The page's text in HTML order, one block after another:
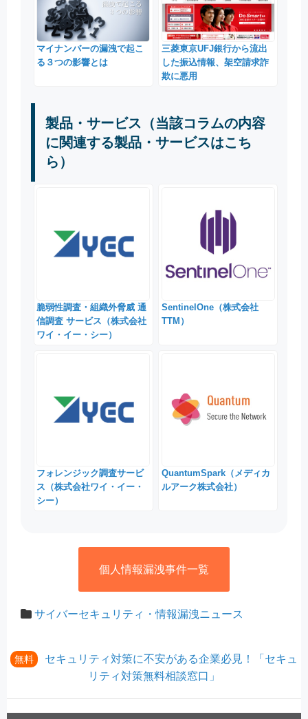
マイナンバーの漏洩で起こ
る３つの影響とは
三菱東京UFJ銀行から流出
した振込情報、架空請求詐
欺に悪用
製品・サービス（当該コラムの内容
に関連する製品・サービスはこち
ら）
脆弱性調査・組織外脅威 通
信調査 サービス（株式会社
ワイ・イー・シー）
SentinelOne（株式会社
TTM）
フォレンジック調査サービ
ス（株式会社ワイ・イー・
シー）
QuantumSpark（メディカ
ルアーク株式会社）
個人情報漏洩事件一覧
サイバーセキュリティ・情報漏洩ニュース
無料
セキュリティ対策に不安がある企業必見！「セキュ
リティ対策無料相談窓口」